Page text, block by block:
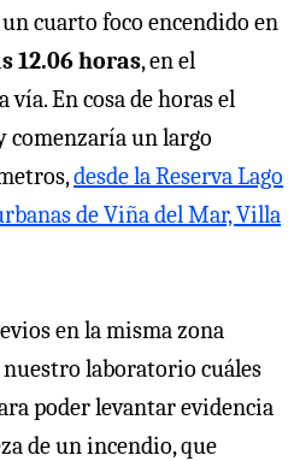
cuarto foco encendido en
12.06 horas, en el
En cosa de horas el
comenzaría un largo
desde la Reserva Lago
de Viña del Mar, Villa
en la misma zona
laboratorio cuáles
poder levantar evidencia
de un incendio, que